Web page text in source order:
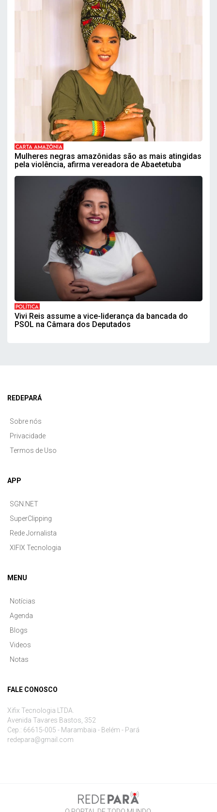
CARTA AMAZÔNIA
Mulheres negras amazônidas são as mais atingidas
pela violência, afirma vereadora de Abaetetuba
POLÍTICA
Vivi Reis assume a vice-liderança da bancada do
PSOL na Câmara dos Deputados
REDEPARÁ
Sobre nós
Privacidade
Termos de Uso
APP
SGN.NET
SuperClipping
Rede Jornalista
XIFIX Tecnologia
MENU
Notícias
Agenda
Blogs
Videos
Notas
FALE CONOSCO
Xifix Tecnologia LTDA.
Avenida Tavares Bastos, 352
Cep.: 66615-005 - Marambaia - Belém - Pará
redepara@gmail.com